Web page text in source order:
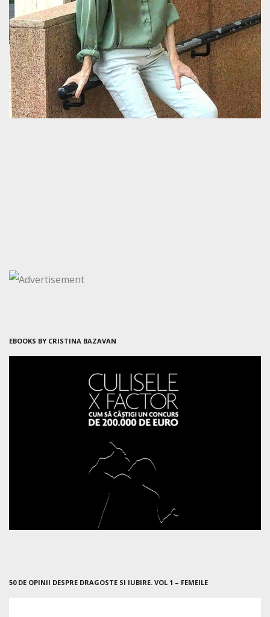
EBOOKS BY CRISTINA BAZAVAN
50 DE OPINII DESPRE DRAGOSTE SI IUBIRE. VOL 1 – FEMEILE